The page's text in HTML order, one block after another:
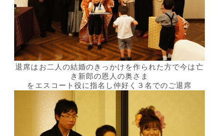
退席はお二人の結婚のきっかけを作られた方で今は亡
き新郎の恩人の奥さま
をエスコート役に指名し仲好く３名でのご退席